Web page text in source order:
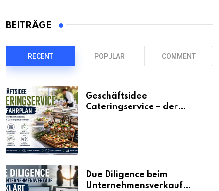
BEITRÄGE
RECENT POPULAR COMMENT
Geschäftsidee
Cateringservice – der
Due Diligence beim
Unternehmensverkauf